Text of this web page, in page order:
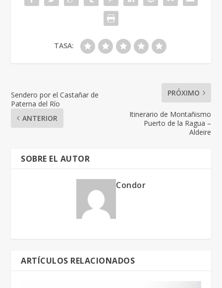
TASA:
Sendero por el Castañar de
Paterna del Río
ANTERIOR
PRÓXIMO
Itinerario de Montañismo
Puerto de la Ragua –
Aldeire
SOBRE EL AUTOR
Condor
ARTÍCULOS RELACIONADOS